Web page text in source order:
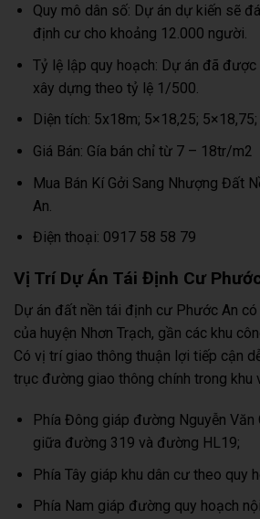
Quy mô dân số: Dự án dự kiến sẽ
định cư cho khoảng 12.000 người.
Tỷ lệ lập quy hoạch: Dự án đã
xây dựng theo tỷ lệ 1/500.
Diện tích: 5x18m; 5×18,25;
Giá Bán: Gía bán chỉ từ 7 – 18tr/m2
Mua Bán Kí Gởi Sang Nhượng Đất
An.
Điện thoại: 0917 58 58 79
Vị Trí Dự Án Tái Định Cư
Dự án đất nền tái định cư Phước An
của huyện Nhơn Trạch, gần các khu
Có vị trí giao thông thuận lợi tiếp cận
trục đường giao thông chính trong khu
Phía Đông giáp đường Nguyễn
giữa đường 319 và đường HL19;
Phía Tây giáp khu dân cư theo quy
Phía Nam giáp đường quy hoạch